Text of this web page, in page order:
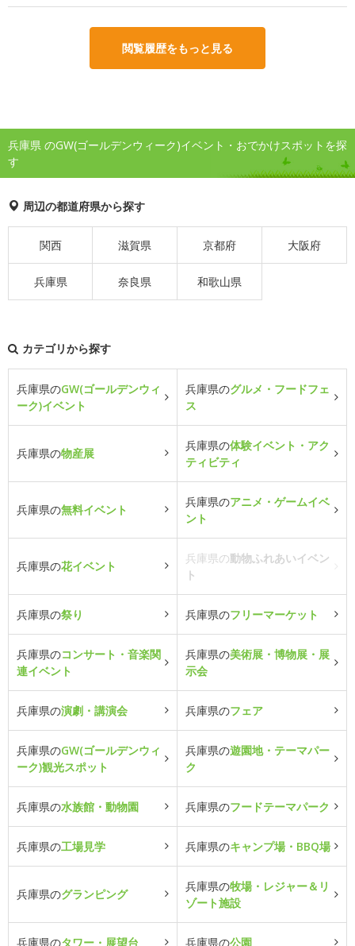
閲覧履歴をもっと見る
兵庫県 のGW(ゴールデンウィーク)イベント・おでかけスポットを探
す
周辺の都道府県から探す
関西 滋賀県 京都府 大阪府
兵庫県 奈良県 和歌山県
カテゴリから探す
兵庫県のGW(ゴールデンウィ
ーク)イベント
兵庫県のグルメ・フードフェ
ス
兵庫県の物産展
兵庫県の体験イベント・アク
ティビティ
兵庫県の無料イベント
兵庫県のアニメ・ゲームイベ
ント
兵庫県の花イベント
兵庫県の動物ふれあいイベン
ト
兵庫県の祭り 兵庫県のフリーマーケット
兵庫県のコンサート・音楽関
連イベント
兵庫県の美術展・博物展・展
示会
兵庫県の演劇・講演会 兵庫県のフェア
兵庫県のGW(ゴールデンウィ
ーク)観光スポット
兵庫県の遊園地・テーマパー
ク
兵庫県の水族館・動物園 兵庫県のフードテーマパーク
兵庫県の工場見学 兵庫県のキャンプ場・BBQ場
兵庫県のグランピング
兵庫県の牧場・レジャー＆リ
ゾート施設
兵庫県のタワー・展望台 兵庫県の公園